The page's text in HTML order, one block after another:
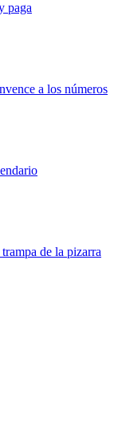
paga
a los números
de la pizarra